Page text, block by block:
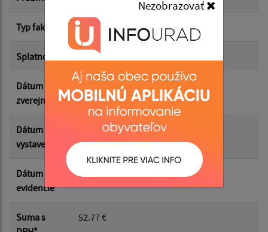
Nezobrazovať
Suma do:
Filtrovať Reset
Typ faktúry dodávateľská
Splatnosť 30.05.2026
Dátum
zverejnenia
11.05.2026
Dátum
vystavenia
30.04.2026
Dátum
evidencie
30.04.2026
Suma s
52.77 €